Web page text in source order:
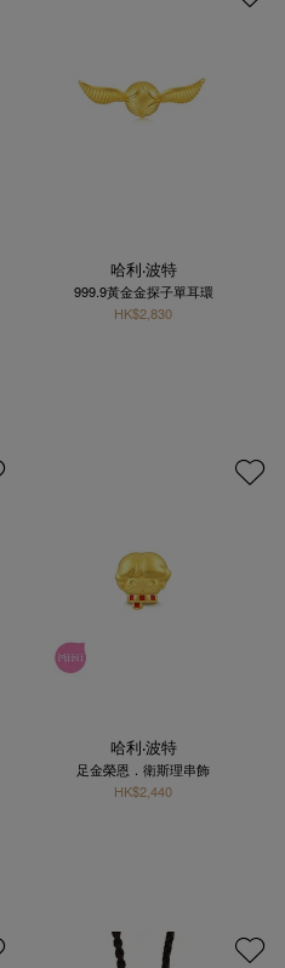
哈利‧波特
999.9黃金金探子單耳環
HK$2,830
哈利‧波特
足金榮恩．衛斯理串飾
HK$2,440